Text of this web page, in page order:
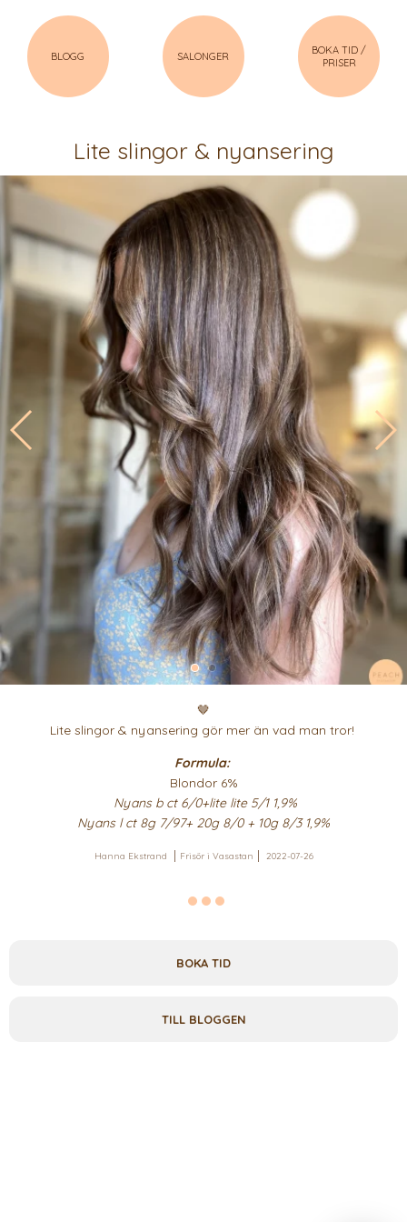
BLOGG SALONGER
BOKA TID /
PRISER
Lite slingor & nyansering
🤎
Lite slingor & nyansering gör mer än vad man tror!
Formula:
Blondor 6%
Nyans b ct 6/0+lite lite 5/1 1,9%
Nyans l ct 8g 7/97+ 20g 8/0 + 10g 8/3 1,9%
Hanna Ekstrand Frisör i Vasastan 2022-07-26
BOKA TID
TILL BLOGGEN